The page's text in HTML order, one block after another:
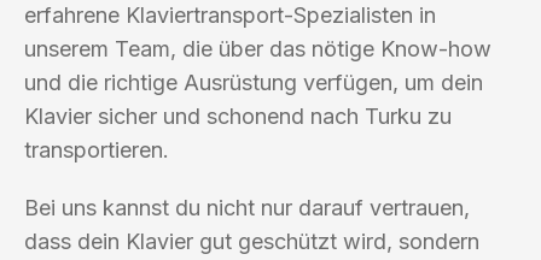
erfahrene Klaviertransport-Spezialisten in
unserem Team, die über das nötige Know-how
und die richtige Ausrüstung verfügen, um dein
Klavier sicher und schonend nach Turku zu
transportieren.
Bei uns kannst du nicht nur darauf vertrauen,
dass dein Klavier gut geschützt wird, sondern